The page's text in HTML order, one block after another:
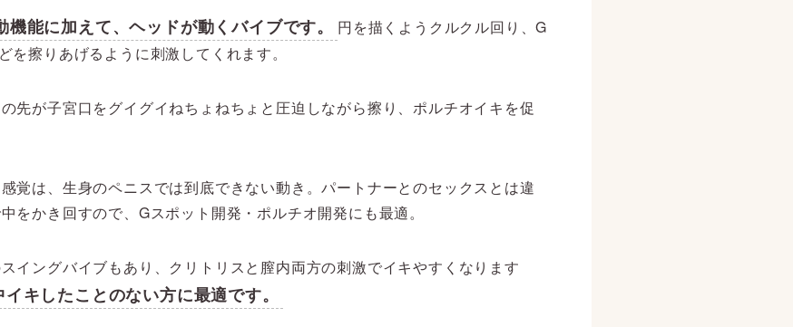
能に加えて、ヘッドが動くバイブです。
円を描くようクルクル回り、G
を擦りあげるように刺激してくれます。
先が子宮口をグイグイねちょねちょと圧迫しながら擦り、ポルチオイキを促
覚は、生身のペニスでは到底できない動き。パートナーとのセックスとは違
をかき回すので、Gスポット開発・ポルチオ開発にも最適。
イングバイブもあり、クリトリスと膣内両方の刺激でイキやすくなります
キしたことのない方に最適です。